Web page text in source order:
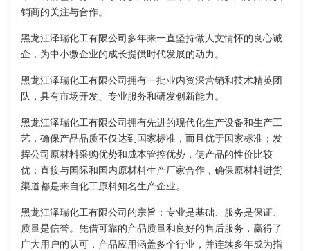
销商的关注与合作。
黑龙江泽瑞化工有限公司多年来一直坚持做人文情怀的良心诚
企，为中小微企业的成长提供时代发展的动力。
黑龙江泽瑞化工有限公司拥有一批业内资深营销和技术精英团
队，具有市场开发、专业服务和研发创新能力。
黑龙江泽瑞化工有限公司拥有先进的现代化生产设备和生产工
艺，确保产品品质不仅达到国家标准，而且优于国家标准；发
挥公司原材料采购优势和成本管控优势，使产品的性价比较
优；直接与国际和国内原材料生产厂家合作，确保原材料进货
渠道都是来自化工原料知名生产企业。
黑龙江泽瑞化工有限公司的宗旨：专业是基础、服务是保证、
质量是信誉。凭借可靠的产品质量和良好的售后服务，赢得了
广大用户的认可，产品应用涵盖多个行业，并连续多年成为指